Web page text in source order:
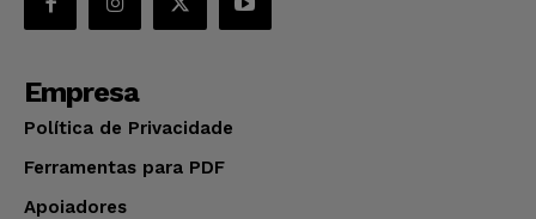
Empresa
Política de Privacidade
Ferramentas para PDF
Apoiadores